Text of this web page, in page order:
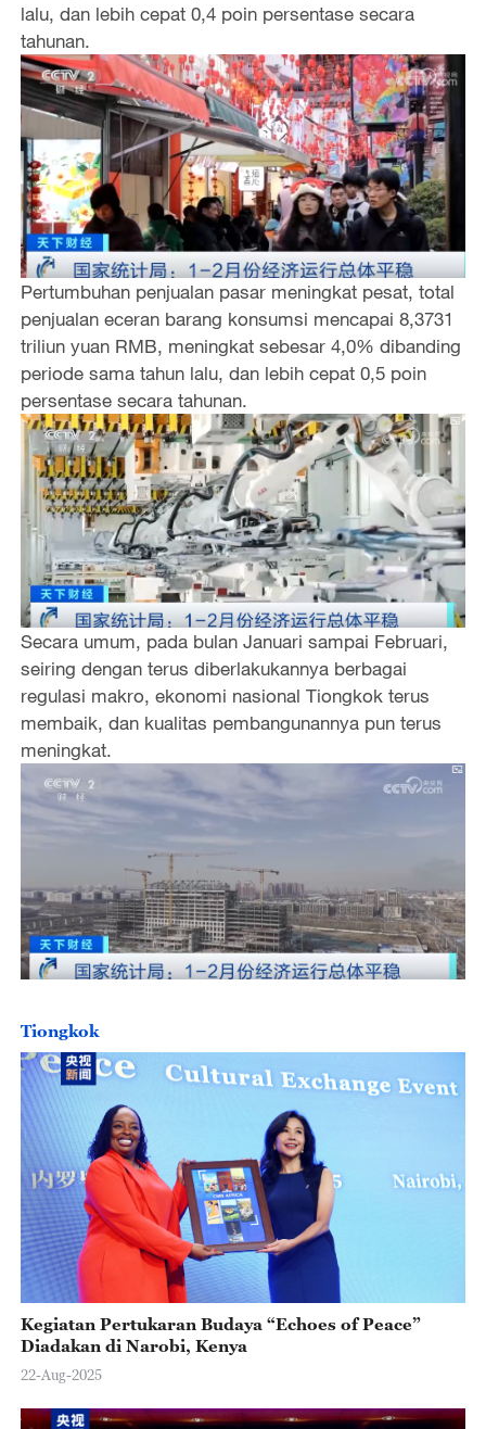
lalu, dan lebih cepat 0,4 poin persentase secara
tahunan.
Pertumbuhan penjualan pasar meningkat pesat, total
penjualan eceran barang konsumsi mencapai 8,3731
triliun yuan RMB, meningkat sebesar 4,0% dibanding
periode sama tahun lalu, dan lebih cepat 0,5 poin
persentase secara tahunan.
Secara umum, pada bulan Januari sampai Februari,
seiring dengan terus diberlakukannya berbagai
regulasi makro, ekonomi nasional Tiongkok terus
membaik, dan kualitas pembangunannya pun terus
meningkat.
Tiongkok
Kegiatan Pertukaran Budaya “Echoes of Peace”
Diadakan di Narobi, Kenya
22-Aug-2025